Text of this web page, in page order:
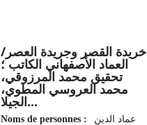
خريدة القصر وجريدة العصر/
العماد الأصفهاني الكاتب ؛
تحقيق محمد المرزوقي،
محمد العروسي المطوي،
الجيلا...
Noms de personnes :
عماد الدين